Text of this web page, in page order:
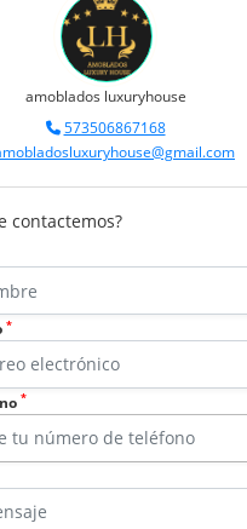
amoblados luxuryhouse
573506867168
contactemos?
*
*